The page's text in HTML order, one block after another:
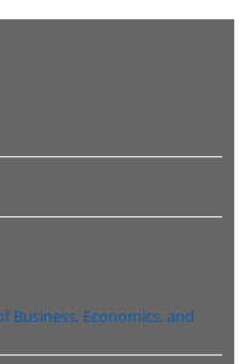
Business, Economics, and